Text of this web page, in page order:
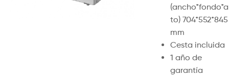
to) 704*552*845
mm
Cesta incluida
1 año de
garantía